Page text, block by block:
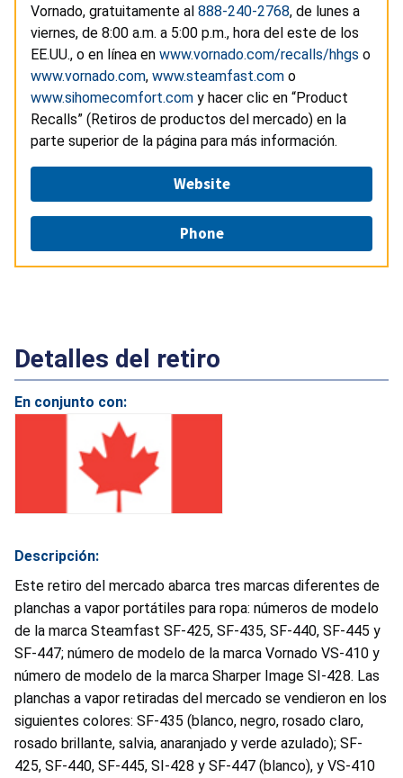
Vornado, gratuitamente al 888-240-2768, de lunes a
viernes, de 8:00 a.m. a 5:00 p.m., hora del este de los
EE.UU., o en línea en www.vornado.com/recalls/hhgs o
www.vornado.com, www.steamfast.com o
www.sihomecomfort.com y hacer clic en “Product
Recalls” (Retiros de productos del mercado) en la
parte superior de la página para más información.
Website
Phone
Detalles del retiro
En conjunto con:
Descripción:
Este retiro del mercado abarca tres marcas diferentes de
planchas a vapor portátiles para ropa: números de modelo
de la marca Steamfast SF-425, SF-435, SF-440, SF-445 y
SF-447; número de modelo de la marca Vornado VS-410 y
número de modelo de la marca Sharper Image SI-428. Las
planchas a vapor retiradas del mercado se vendieron en los
siguientes colores: SF-435 (blanco, negro, rosado claro,
rosado brillante, salvia, anaranjado y verde azulado); SF-
425, SF-440, SF-445, SI-428 y SF-447 (blanco), y VS-410